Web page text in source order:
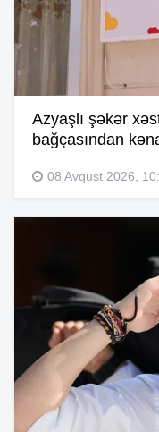
Azyaşlı şəkər
bağçasından
08 Avqust 2026,